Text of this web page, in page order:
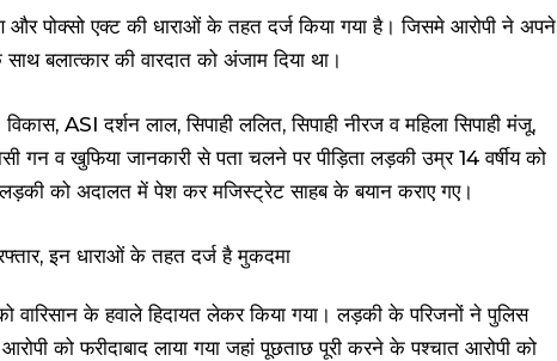
पोक्सो एक्ट की धाराओं के तहत दर्ज किया गया है। जिसमे आरोपी ने अपने
साथ बलात्कार की वारदात को अंजाम दिया था।
ASI दर्शन लाल, सिपाही ललित, सिपाही नीरज व महिला सिपाही मंजू,
गन व खुफिया जानकारी से पता चलने पर पीड़िता लड़की उम्र 14 वर्षीय को
लड़की को अदालत में पेश कर मजिस्ट्रेट साहब के बयान कराए गए।
वारिसान के हवाले हिदायत लेकर किया गया। लड़की के परिजनों ने पुलिस
को फरीदाबाद लाया गया जहां पूछताछ पूरी करने के पश्चात आरोपी को